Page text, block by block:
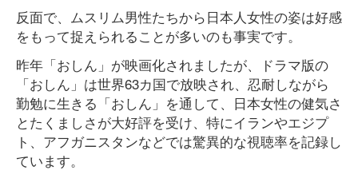
反面で、ムスリム男性たちから日本人女性の姿は好感
をもって捉えられることが多いのも事実です。
昨年「おしん」が映画化されましたが、ドラマ版の
「おしん」は世界63カ国で放映され、忍耐しながら
勤勉に生きる「おしん」を通して、日本女性の健気さ
とたくましさが大好評を受け、特にイランやエジプ
ト、アフガニスタンなどでは驚異的な視聴率を記録し
ています。